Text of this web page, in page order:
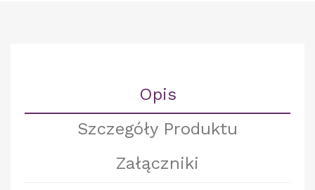
Opis
Szczegóły Produktu
Załączniki